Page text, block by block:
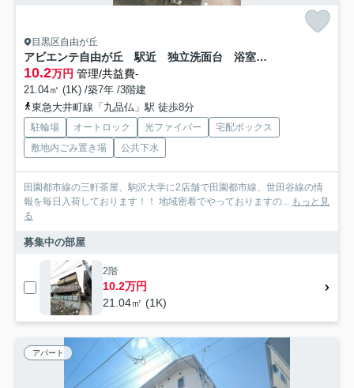
目黒区自由が丘
アビエンテ自由が丘 駅近 独立洗面台 浴室乾燥機
10.2万円 管理/共益費-
21.04㎡ (1K) /築7年 /3階建
東急大井町線「九品仏」駅 徒歩8分
駐輪場 オートロック 光ファイバー
宅配ボックス
敷地内ごみ置き場
公共下水
田園都市線の三軒茶屋、駒沢大学に2店舗で田園都市線、世田谷線の情
報を毎日入荷しております！！ 地域密着でやっておりますの... もっと見
る
募集中の部屋
2階
10.2万円
21.04㎡ (1K)
アパート